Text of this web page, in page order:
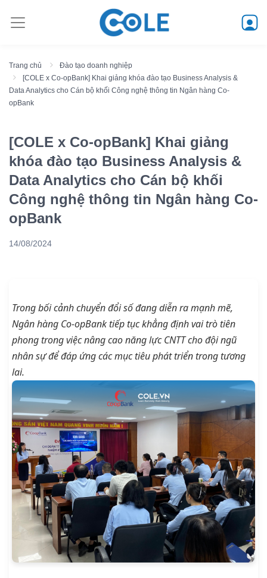
Trang chủ
Đào tạo doanh nghiệp
[COLE x Co-opBank] Khai giảng khóa đào tạo Business Analysis &
Data Analytics cho Cán bộ khối Công nghệ thông tin Ngân hàng Co-
opBank
[COLE x Co-opBank] Khai giảng
khóa đào tạo Business Analysis &
Data Analytics cho Cán bộ khối
Công nghệ thông tin Ngân hàng Co-
opBank
14/08/2024
Trong bối cảnh chuyển đổi số đang diễn ra mạnh mẽ,
Ngân hàng Co-opBank tiếp tục khẳng định vai trò tiên
phong trong việc nâng cao năng lực CNTT cho đội ngũ
nhân sự để đáp ứng các mục tiêu phát triển trong tương
lai.